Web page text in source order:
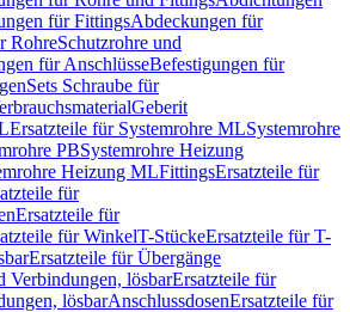
für FittingsAbdeckungen für
RohreSchutzrohre und
für AnschlüsseBefestigungen für
Sets Schraube für
Geberit
Ersatzteile für Systemrohre MLSystemrohre
PBSystemrohre Heizung
Heizung MLFittingsErsatzteile für
für
Ersatzteile für
für WinkelT-StückeErsatzteile für T-
Ersatzteile für Übergänge
Verbindungen, lösbarErsatzteile für
lösbarAnschlussdosenErsatzteile für